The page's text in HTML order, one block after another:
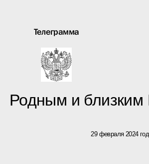
Телеграмма
Родным и
29 февраля 2024